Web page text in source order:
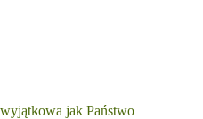
jak Państwo